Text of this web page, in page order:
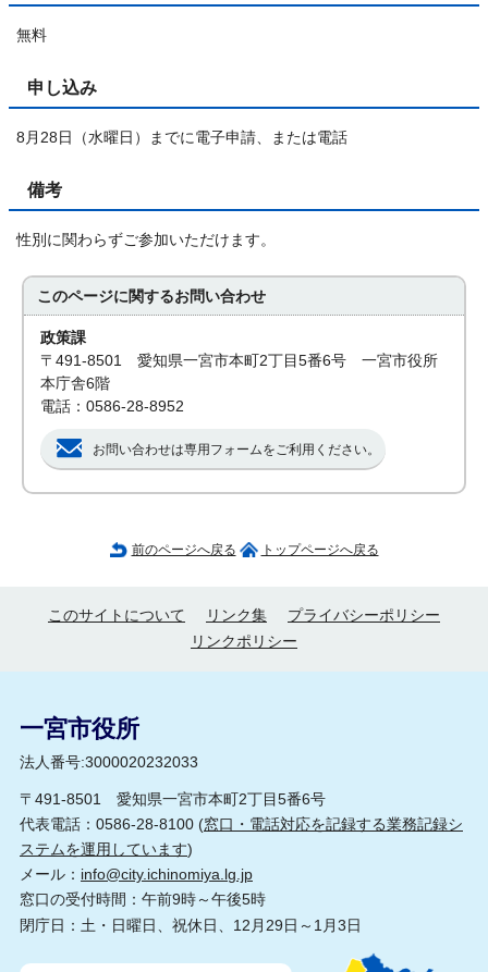
無料
申し込み
8月28日（水曜日）までに電子申請、または電話
備考
性別に関わらずご参加いただけます。
このページに関するお問い合わせ
政策課
〒491-8501 愛知県一宮市本町2丁目5番6号 一宮市役所
本庁舎6階
電話：0586-28-8952
お問い合わせは専用フォームをご利用ください。
前のページへ戻る トップページへ戻る
このサイトについて リンク集
プライバシーポリシー
リンクポリシー
一宮市役所
法人番号:3000020232033
〒491-8501 愛知県一宮市本町2丁目5番6号
代表電話：0586-28-8100 (窓口・電話対応を記録する業務記録シ
ステムを運用しています)
メール： info@city.ichinomiya.lg.jp
窓口の受付時間：午前9時～午後5時
閉庁日：土・日曜日、祝休日、12月29日～1月3日